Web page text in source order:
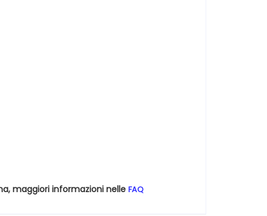
maggiori informazioni nelle FAQ